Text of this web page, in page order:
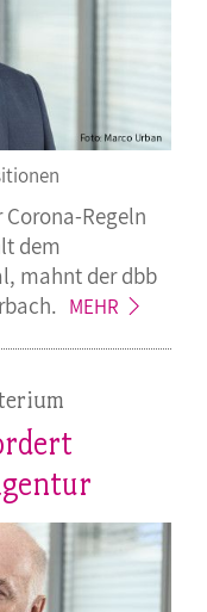
Regeln
dem
mahnt der dbb
MEHR